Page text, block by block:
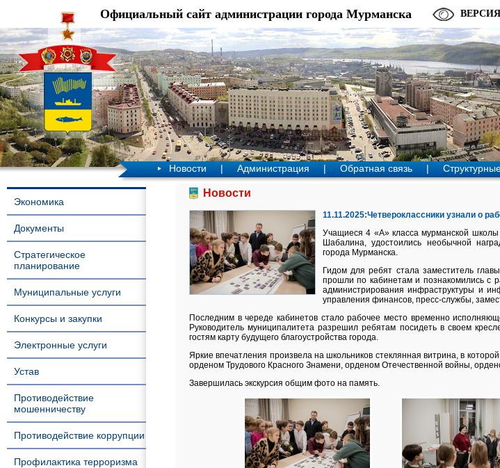
Официальный сайт администрации города Мурманска
Новости | Администрация | Обратная связь |
Экономика
Документы
Стратегическое
планирование
Муниципальные услуги
Конкурсы и закупки
Электронные услуги
Устав
Противодействие
мошенничеству
Противодействие коррупции
Профилактика терроризма
Новости
11.11.2025:Четвероклассники узнали о
Учащиеся 4 «А» класса мурманской
Шабалина, удостоились необычной
города Мурманска.
Гидом для ребят стала заместитель
прошли по кабинетам и познакомились с
администрирования инфраструктуры и
управления финансов, пресс-службы,
Последним в череде кабинетов стало рабочее место временно
Руководитель муниципалитета разрешил ребятам посидеть в своем
гостям карту будущего благоустройства города.
Яркие впечатления произвела на школьников стеклянная витрина, в
орденом Трудового Красного Знамени, орденом Отечественной войны,
Завершилась экскурсия общим фото на память.